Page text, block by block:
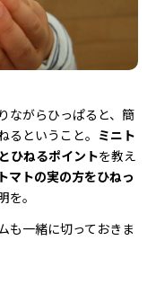
ながらひっぱると、簡
ということ。 ミニト
ひねるポイントを教え
マトの実の方をひねっ
を。
も一緒に切っておきま